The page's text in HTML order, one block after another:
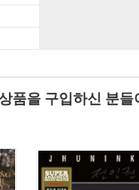
품을 구입하신 분